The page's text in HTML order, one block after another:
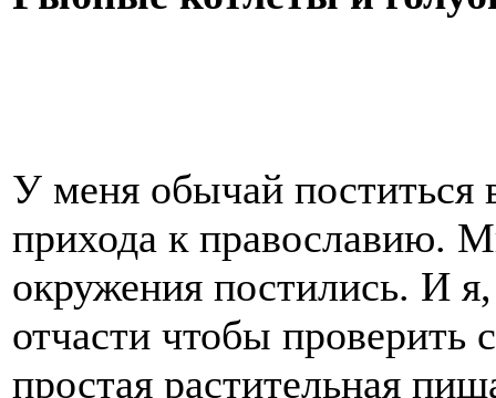
У меня обычай поститься
прихода к православию.
окружения постились. И
отчасти чтобы проверить
простая растительная